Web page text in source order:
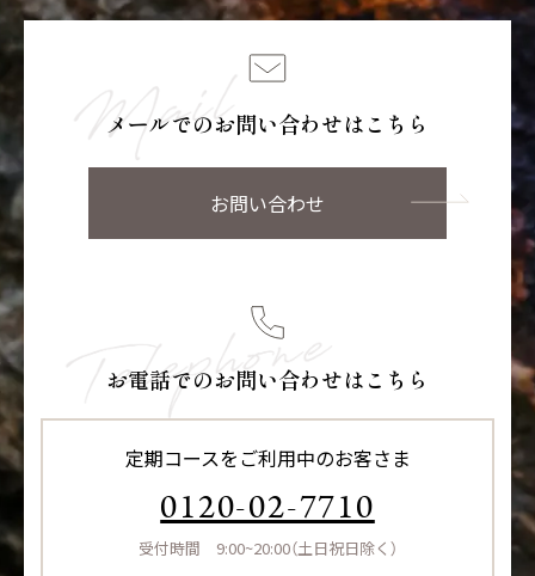
メールでのお問い合わせはこちら
お問い合わせ
お電話でのお問い合わせはこちら
定期コースをご利用中のお客さま
0120-02-7710
受付時間 9:00~20:00（土日祝日除く）